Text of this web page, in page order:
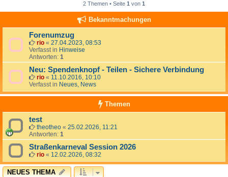
2 Themen • Seite 1 von 1
Bekanntmachungen
Forenumzug
rio « 27.04.2023, 08:53
Verfasst in Hinweise
Antworten: 1
Neu: Spendenknopf - Teilen - Sichere Verbindung
rio « 11.10.2016, 10:10
Verfasst in Neues, News
Themen
test
theotheo « 25.02.2026, 11:21
Antworten: 1
Straßenkarneval Session 2026
rio « 12.02.2026, 08:32
NEUES THEMA